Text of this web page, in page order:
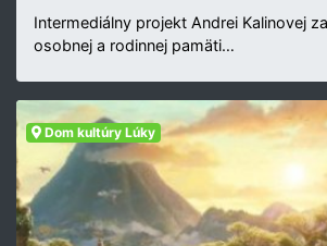
Intermediálny projekt Andrei Kalinovej
osobnej a rodinnej pamäti…
Dom kultúry Lúky